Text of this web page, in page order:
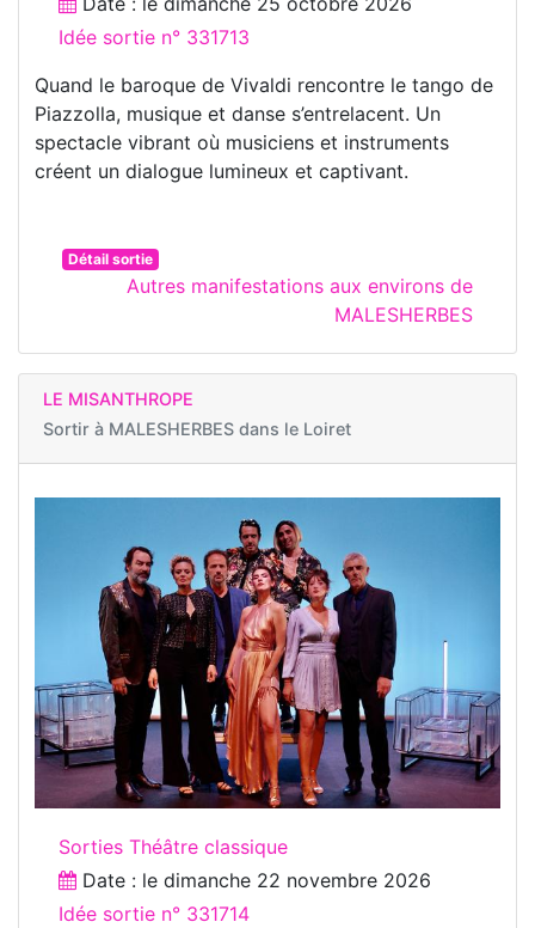
Idée sortie n° 331713
Quand le baroque de Vivaldi rencontre le tango de
Piazzolla, musique et danse s’entrelacent. Un
spectacle vibrant où musiciens et instruments
créent un dialogue lumineux et captivant.
Détail sortie
Autres manifestations aux environs de
MALESHERBES
LE MISANTHROPE
Sortir à MALESHERBES dans le Loiret
Sorties Théâtre classique
Date : le dimanche 22 novembre 2026
Idée sortie n° 331714